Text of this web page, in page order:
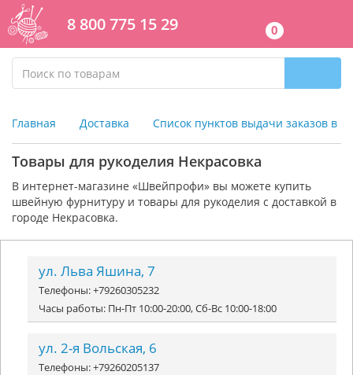
8 800 775 15 29 0
Главная Доставка Список пунктов выдачи заказов в
Товары для рукоделия Некрасовка
В интернет-магазине «Швейпрофи» вы можете купить
швейную фурнитуру и товары для рукоделия с доставкой в
городе Некрасовка.
ул. Льва Яшина, 7
Телефоны: +79260305232
Часы работы: Пн-Пт 10:00-20:00, Сб-Вс 10:00-18:00
ул. 2-я Вольская, 6
Телефоны: +79260205137